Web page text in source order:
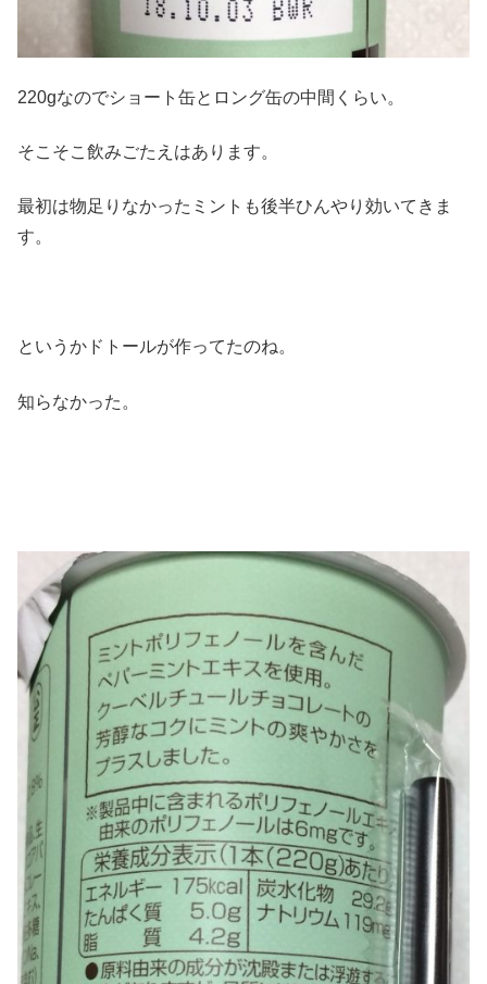
220gなのでショート缶とロング缶の中間くらい。
そこそこ飲みごたえはあります。
最初は物足りなかったミントも後半ひんやり効いてきま
す。
というかドトールが作ってたのね。
知らなかった。